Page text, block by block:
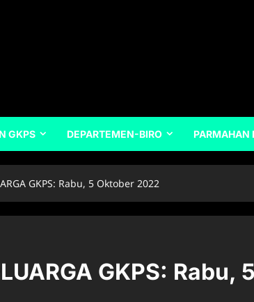
GKPS DEPARTEMEN-BIRO PARMAHAN
GKPS: Rabu, 5 Oktober 2022
GKPS: Rabu,